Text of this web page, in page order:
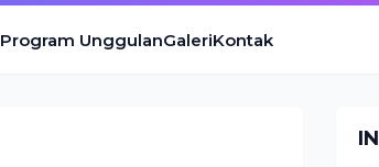
Program UnggulanGaleriKontak